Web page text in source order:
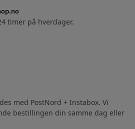
timer på hverdager.
med PostNord + Instabox. Vi
bestillingen din samme dag eller